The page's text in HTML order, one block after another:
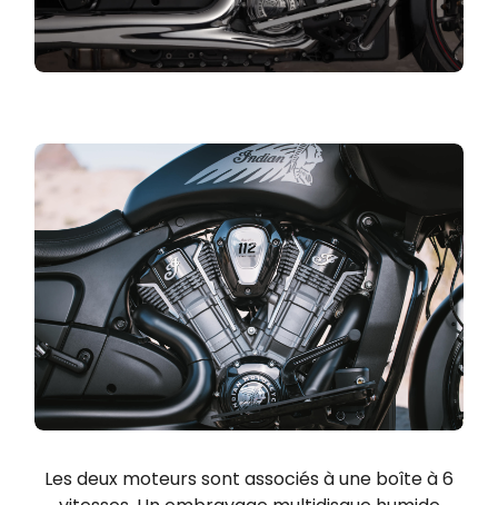
Les deux moteurs sont associés à une boîte à 6